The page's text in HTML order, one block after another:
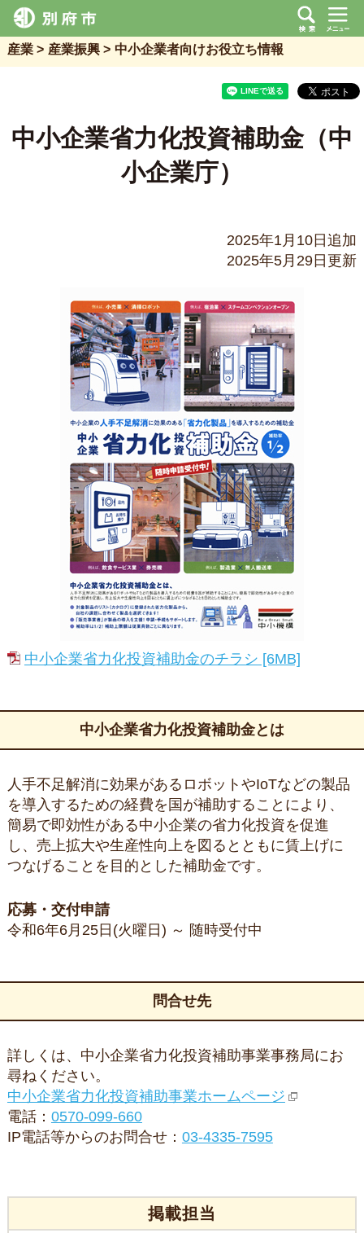
産業 産業振興 中小企業者向けお役立ち情報
中小企業省力化投資補助金（中
小企業庁）
2025年1月10日追加
2025年5月29日更新
中小企業省力化投資補助金のチラシ [6MB]
中小企業省力化投資補助金とは
人手不足解消に効果があるロボットやIoTなどの製品
を導入するための経費を国が補助することにより、
簡易で即効性がある中小企業の省力化投資を促進
し、売上拡大や生産性向上を図るとともに賃上げに
つなげることを目的とした補助金です。
応募・交付申請
令和6年6月25日(火曜日) ～ 随時受付中
問合せ先
詳しくは、中小企業省力化投資補助事業事務局にお
尋ねください。
中小企業省力化投資補助事業ホームページ
電話： 0570-099-660
IP電話等からのお問合せ： 03-4335-7595
掲載担当